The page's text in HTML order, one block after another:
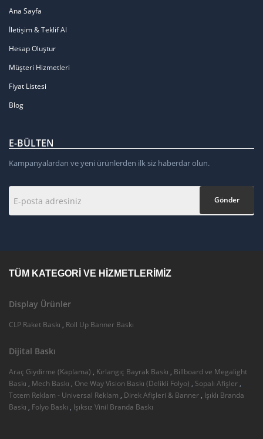
Ana Sayfa
İletişim & Teklif Al
Hesap Oluştur
Müşteri Hizmetleri
Fiyat Listesi
Blog
E-BÜLTEN
Kampanyalardan ve yeni ürünlerden ilk siz haberdar olun.
Gönder
TÜM KATEGORI VE HIZMETLERIMIZ
Display Ürünler
CLP Raket Baskı , Roll Up Banner Baskı
Dijital Baskı
Araç Giydirme (Kaplama) , Kırlangıç Bayrak Baskı , Billboard ve Megalight
Baskı , Mech Baskı , One Way Vision Baskı (Delikli Folyo) , Sopalı Afişler ,
Totem Reklam - Universal Reklam , Direk Afişleri & Banner , Işıklı Branda
Baskı , Folyo Baskı , Işıksız Vinil Branda Baskı